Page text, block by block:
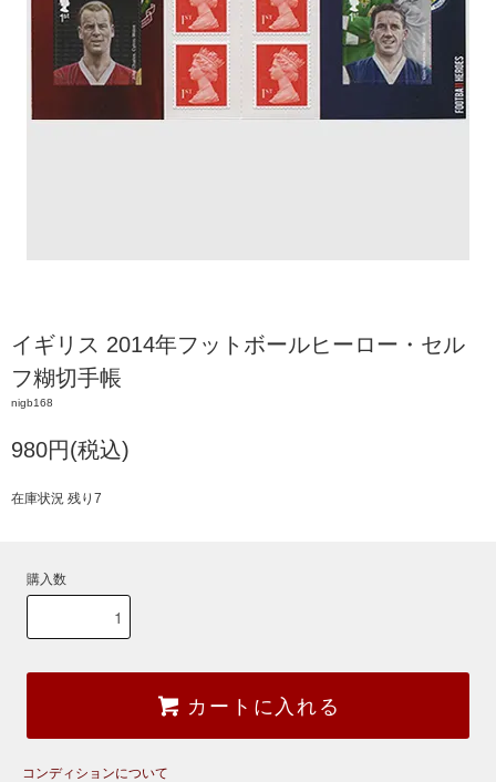
イギリス 2014年フットボールヒーロー・セル
フ糊切手帳
nigb168
980円(税込)
在庫状況 残り7
購入数
カートに入れる
コンディションについて